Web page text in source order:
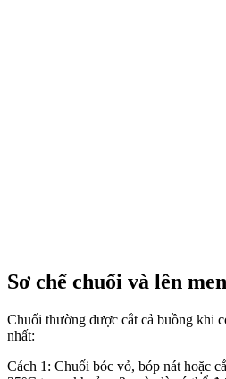
Sơ chế chuối và lên
Chuối thường được cắt cả buồng khi
nhất:
Cách 1: Chuối bóc vỏ, bóp nát hoặc